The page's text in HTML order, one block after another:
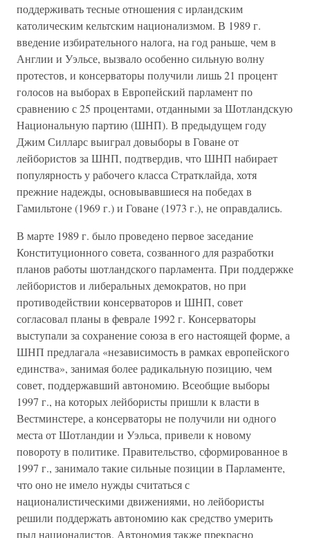
поддерживать тесные отношения с ирландским
католическим кельтским национализмом. В 1989 г.
введение избирательного налога, на год раньше, чем в
Англии и Уэльсе, вызвало особенно сильную волну
протестов, и консерваторы получили лишь 21 процент
голосов на выборах в Европейский парламент по
сравнению с 25 процентами, отданными за Шотландскую
Национальную партию (ШНП). В предыдущем году
Джим Силларс выиграл довыборы в Говане от
лейбористов за ШНП, подтвердив, что ШНП набирает
популярность у рабочего класса Стратклайда, хотя
прежние надежды, основывавшиеся на победах в
Гамильтоне (1969 г.) и Говане (1973 г.), не оправдались.
В марте 1989 г. было проведено первое заседание
Конституционного совета, созванного для разработки
планов работы шотландского парламента. При поддержке
лейбористов и либеральных демократов, но при
противодействии консерваторов и ШНП, совет
согласовал планы в феврале 1992 г. Консерваторы
выступали за сохранение союза в его настоящей форме, а
ШНП предлагала «независимость в рамках европейского
единства», занимая более радикальную позицию, чем
совет, поддержавший автономию. Всеобщие выборы
1997 г., на которых лейбористы пришли к власти в
Вестминстере, а консерваторы не получили ни одного
места от Шотландии и Уэльса, привели к новому
повороту в политике. Правительство, сформированное в
1997 г., занимало такие сильные позиции в Парламенте,
что оно не имело нужды считаться с
националистическими движениями, но лейбористы
решили поддержать автономию как средство умерить
пыл националистов. Автономия также прекрасно